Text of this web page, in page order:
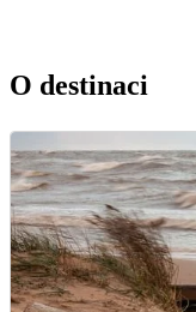
O destinaci